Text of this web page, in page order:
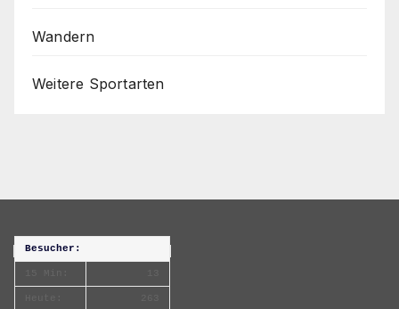
Wandern
Weitere Sportarten
Besucher: